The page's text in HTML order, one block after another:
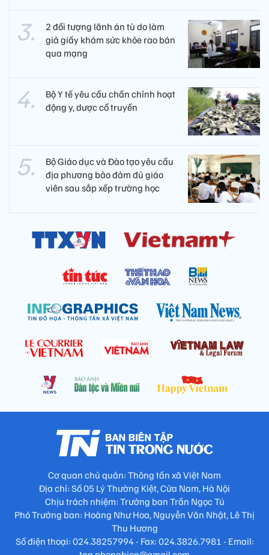
2 đối tượng lãnh án tù do làm
giả giấy khám sức khỏe rao bán
qua mạng
Bộ Y tế yêu cầu chấn chỉnh hoạt
động y, dược cổ truyền
Bộ Giáo dục và Đào tạo yêu cầu
địa phương bảo đảm đủ giáo
viên sau sắp xếp trường học
Cơ quan chủ quản: Thông tấn xã Việt Nam
Địa chỉ: Số 05 Lý Thường Kiệt, Cửa Nam, Hà Nội
Chịu trách nhiệm: Trưởng ban Trần Ngọc Tú
Phó Trưởng ban: Hoàng Như Hoa, Nguyễn Văn Nhật, Lê Thị
Thu Hương
Số điện thoại: 024.38257994 - Fax: 024.3826.7981 - Email: